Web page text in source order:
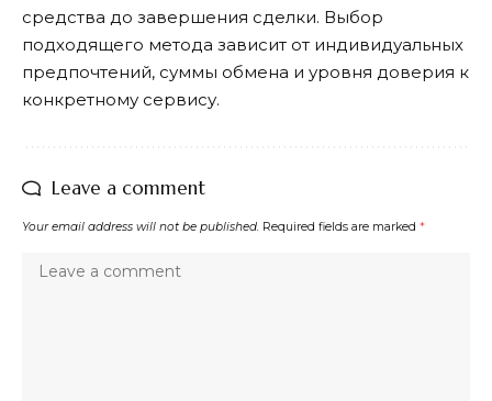
средства до завершения сделки. Выбор
подходящего метода зависит от индивидуальных
предпочтений, суммы обмена и уровня доверия к
конкретному сервису.
Leave a comment
Your email address will not be published. Required fields are marked *